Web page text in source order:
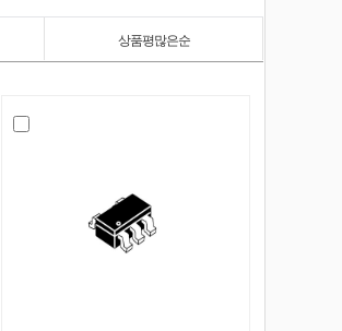
상품평많은순